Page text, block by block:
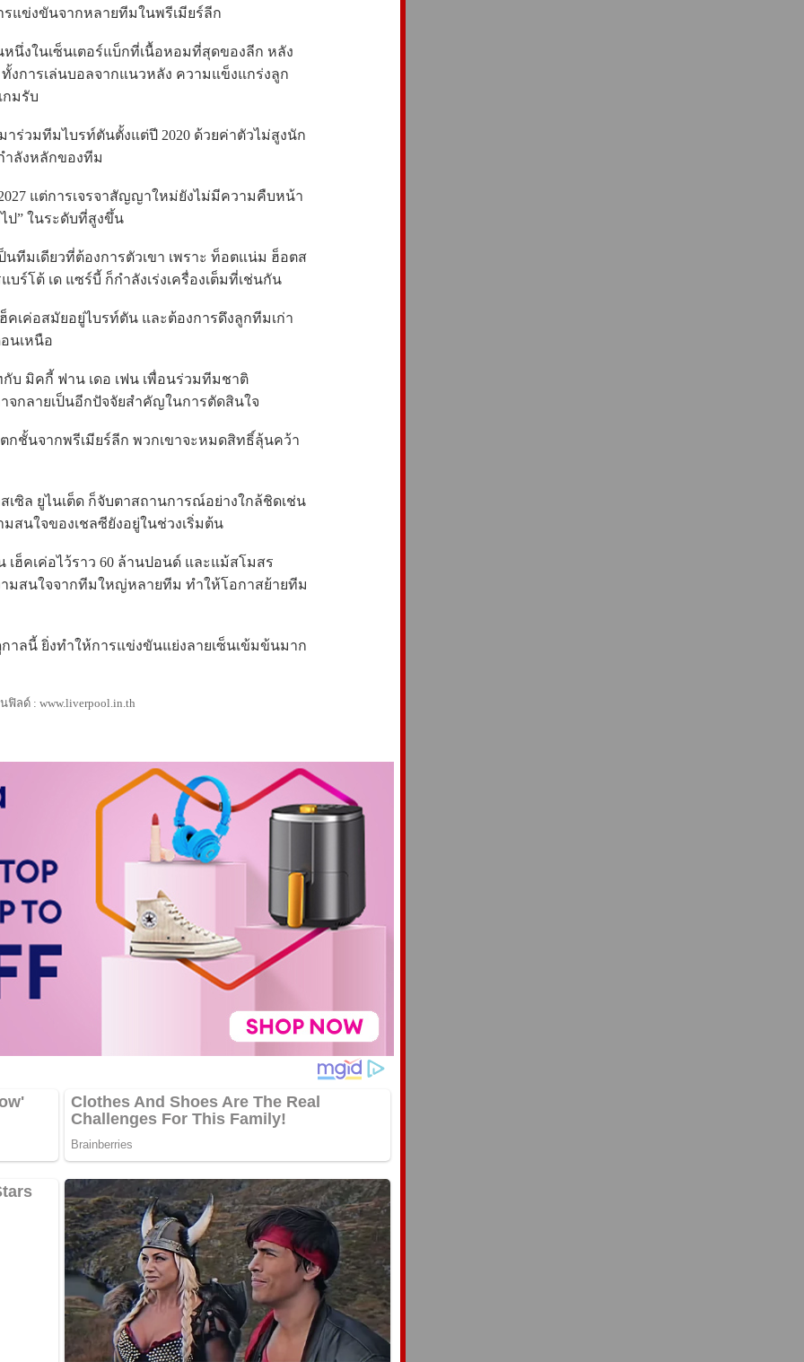
รแข่งขันจากหลายทีมในพรีเมียร์ลีก
หนึ่งในเซ็นเตอร์แบ็กที่เนื้อหอมที่สุดของลีก หลัง
งการเล่นบอลจากแนวหลัง ความแข็งแกร่งลูก
กมรับ
มาร่วมทีมไบรท์ตันตั้งแต่ปี 2020 ด้วยค่าตัวไม่สูงนัก
ำลังหลักของทีม
แต่การเจรจาสัญญาใหม่ยังไม่มีความคืบหน้า
ป” ในระดับที่สูงขึ้น
นทีมเดียวที่ต้องการตัวเขา เพราะ ท็อตแน่ม ฮ็อตส
ร์โต้ เด แซร์บี้ ก็กำลังเร่งเครื่องเต็มที่เช่นกัน
คเค่อสมัยอยู่ไบรท์ตัน และต้องการดึงลูกทีมเก่า
นเหนือ
บ มิคกี้ ฟาน เดอ เฟน เพื่อนร่วมทีมชาติ
จกลายเป็นอีกปัจจัยสำคัญในการตัดสินใจ
กชั้นจากพรีเมียร์ลีก พวกเขาจะหมดสิทธิ์ลุ้นคว้า
เซิล ยูไนเต็ด ก็จับตาสถานการณ์อย่างใกล้ชิดเช่น
สนใจของเชลซียังอยู่ในช่วงเริ่มต้น
ฮ็คเค่อไว้ราว 60 ล้านปอนด์ และแม้สโมสร
ามสนใจจากทีมใหญ่หลายทีม ทำให้โอกาสย้ายทีม
าลนี้ ยิ่งทำให้การแข่งขันแย่งลายเซ็นเข้มข้นมาก
ลด์ : www.liverpool.in.th